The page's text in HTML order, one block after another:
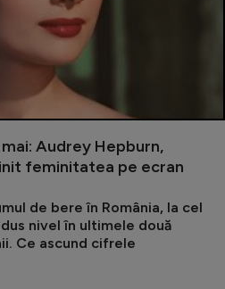
Audrey Hepburn,
feminitatea pe ecran
de bere în România, la cel
nivel în ultimele două
Ce ascund cifrele